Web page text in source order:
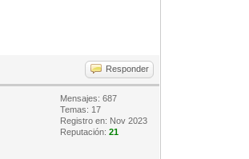
Responder
Mensajes: 687
Temas: 17
Registro en: Nov 2023
Reputación:21